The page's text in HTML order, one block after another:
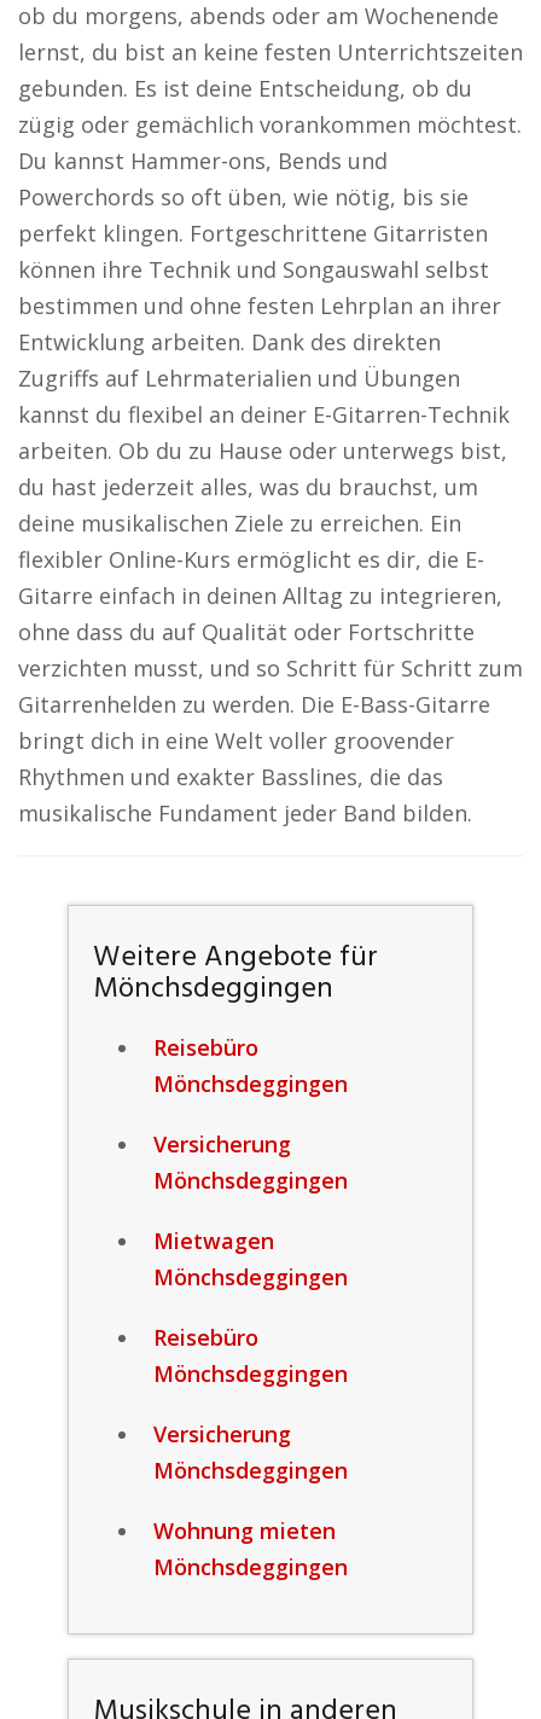
ob du morgens, abends oder am Wochenende
lernst, du bist an keine festen Unterrichtszeiten
gebunden. Es ist deine Entscheidung, ob du
zügig oder gemächlich vorankommen möchtest.
Du kannst Hammer-ons, Bends und
Powerchords so oft üben, wie nötig, bis sie
perfekt klingen. Fortgeschrittene Gitarristen
können ihre Technik und Songauswahl selbst
bestimmen und ohne festen Lehrplan an ihrer
Entwicklung arbeiten. Dank des direkten
Zugriffs auf Lehrmaterialien und Übungen
kannst du flexibel an deiner E-Gitarren-Technik
arbeiten. Ob du zu Hause oder unterwegs bist,
du hast jederzeit alles, was du brauchst, um
deine musikalischen Ziele zu erreichen. Ein
flexibler Online-Kurs ermöglicht es dir, die E-
Gitarre einfach in deinen Alltag zu integrieren,
ohne dass du auf Qualität oder Fortschritte
verzichten musst, und so Schritt für Schritt zum
Gitarrenhelden zu werden. Die E-Bass-Gitarre
bringt dich in eine Welt voller groovender
Rhythmen und exakter Basslines, die das
musikalische Fundament jeder Band bilden.
Weitere Angebote für
Mönchsdeggingen
Reisebüro
Mönchsdeggingen
Versicherung
Mönchsdeggingen
Mietwagen
Mönchsdeggingen
Reisebüro
Mönchsdeggingen
Versicherung
Mönchsdeggingen
Wohnung mieten
Mönchsdeggingen